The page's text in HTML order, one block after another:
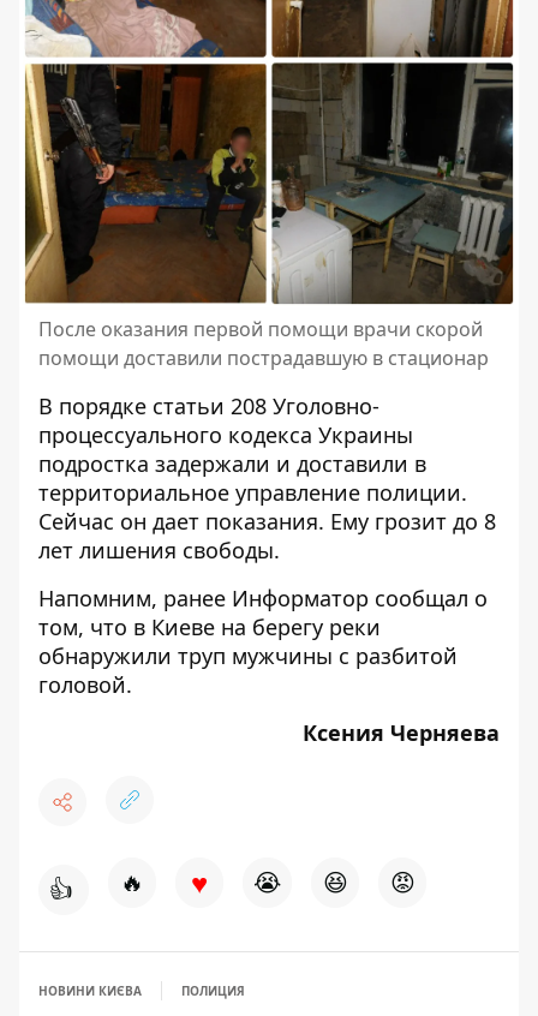
После оказания первой помощи врачи скорой
помощи доставили пострадавшую в стационар
В порядке статьи 208 Уголовно-
процессуального кодекса Украины
подростка задержали и доставили в
территориальное управление полиции.
Сейчас он дает показания. Ему грозит до 8
лет лишения свободы.
Напомним, ранее Информатор сообщал о
том, что в Киеве на берегу реки
обнаружили труп мужчины с разбитой
головой.
Ксения Черняева
👍 🔥 ♥ 😭 😆 😡
НОВИНИ КИЄВА ПОЛИЦИЯ